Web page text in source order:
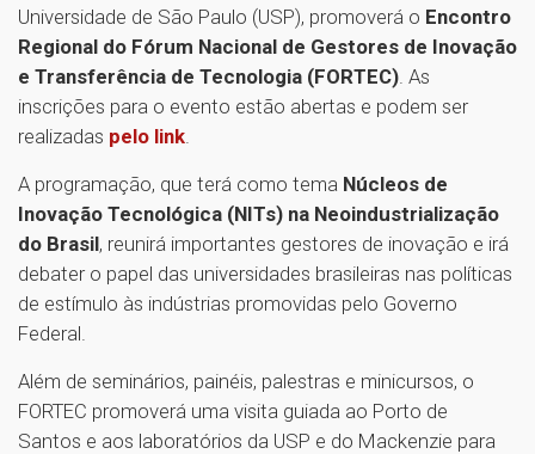
Universidade de São Paulo (USP), promoverá o Encontro
Regional do Fórum Nacional de Gestores de Inovação
e Transferência de Tecnologia (FORTEC) . As
inscrições para o evento estão abertas e podem ser
realizadas pelo link
A programação, que terá como tema Núcleos de
Inovação Tecnológica (NITs) na Neoindustrialização
do Brasil, reunirá importantes gestores de inovação e irá
debater o papel das universidades brasileiras nas políticas
de estímulo às indústrias promovidas pelo Governo
Federal.
Além de seminários, painéis, palestras e minicursos, o
FORTEC promoverá uma visita guiada ao Porto de
Santos e aos laboratórios da USP e do Mackenzie para